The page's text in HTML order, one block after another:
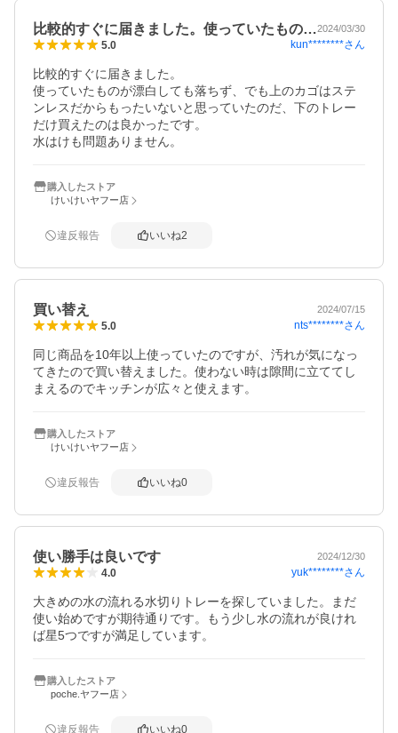
比較的すぐに届きました。使っていたもの…2024/03/30
5.0 kun********さん
比較的すぐに届きました。
使っていたものが漂白しても落ちず、でも上のカゴはステ
ンレスだからもったいないと思っていたのだ、下のトレー
だけ買えたのは良かったです。
水はけも問題ありません。
購入したストア
けいけいヤフー店
違反報告 いいね2
買い替え 2024/07/15
5.0 nts********さん
同じ商品を10年以上使っていたのですが、汚れが気になっ
てきたので買い替えました。使わない時は隙間に立ててし
まえるのでキッチンが広々と使えます。
購入したストア
けいけいヤフー店
違反報告 いいね0
使い勝手は良いです 2024/12/30
4.0 yuk********さん
大きめの水の流れる水切りトレーを探していました。まだ
使い始めですが期待通りです。もう少し水の流れが良けれ
ば星5つですが満足しています。
購入したストア
poche.ヤフー店
違反報告 いいね0